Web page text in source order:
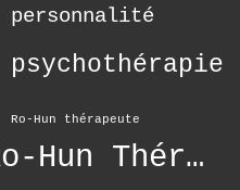
personnalité
psychothérapie
Ro-Hun thérapeute
Ro-Hun Thérapie